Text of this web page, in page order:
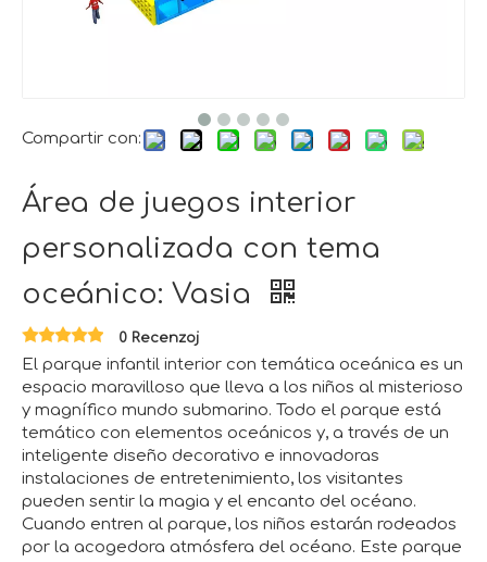
Compartir con:
Área de juegos interior
personalizada con tema
oceánico: Vasia
0 Recenzoj
El parque infantil interior con temática oceánica es un
espacio maravilloso que lleva a los niños al misterioso
y magnífico mundo submarino. Todo el parque está
temático con elementos oceánicos y, a través de un
inteligente diseño decorativo e innovadoras
instalaciones de entretenimiento, los visitantes
pueden sentir la magia y el encanto del océano.
Cuando entren al parque, los niños estarán rodeados
por la acogedora atmósfera del océano. Este parque